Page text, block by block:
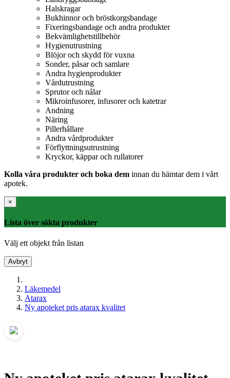
Halskragar
Bukhinnor och bröstkorgsbandage
Fixeringsbandage och andra produkter
Bekvämlighetstillbehör
Hygienutrustning
Blöjor och skydd för vuxna
Sonder, påsar och samlare
Andra hygienprodukter
Vårdutrustning
Sprutor och nålar
Mikroinfusorer, infusorer och katetrar
Andning
Näring
Pillerhållare
Andra vårdprodukter
Förflyttningsutrustning
Kryckor, käppar och rullatorer
Kolla våra produkter och boka dem innan du hämtar dem i vårt
apotek.
×
Lista över sökta produkter
Välj ett objekt från listan
Avbryt
Läkemedel
Atarax
Ny apoteket pris atarax kvalitet